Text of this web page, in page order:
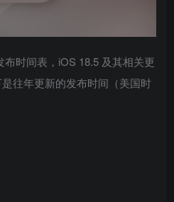
时间表，iOS 18.5 及其相关更
往年更新的发布时间（美国时